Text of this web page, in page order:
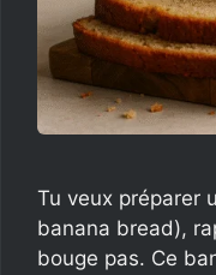
Tu veux préparer
banana bread),
bouge pas. Ce